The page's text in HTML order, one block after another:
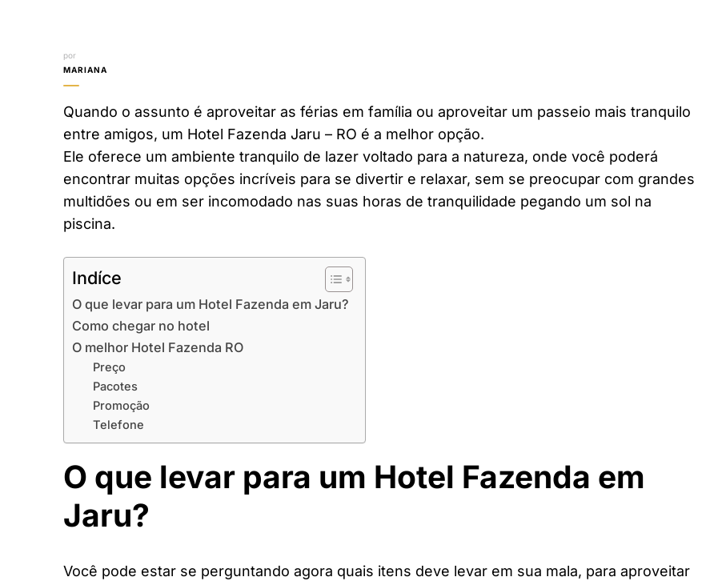
por
MARIANA
Quando o assunto é aproveitar as férias em família ou aproveitar um passeio mais tranquilo
entre amigos, um Hotel Fazenda Jaru – RO é a melhor opção.
Ele oferece um ambiente tranquilo de lazer voltado para a natureza, onde você poderá
encontrar muitas opções incríveis para se divertir e relaxar, sem se preocupar com grandes
multidões ou em ser incomodado nas suas horas de tranquilidade pegando um sol na
piscina.
Indíce
O que levar para um Hotel Fazenda em Jaru?
Como chegar no hotel
O melhor Hotel Fazenda RO
Preço
Pacotes
Promoção
Telefone
O que levar para um Hotel Fazenda em
Jaru?
Você pode estar se perguntando agora quais itens deve levar em sua mala, para aproveitar